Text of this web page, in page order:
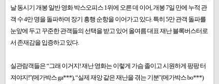
날 동시기 개봉 일반 영화 박스오피스 1위에 오른 데 이어, 개봉 7일 만에 누적 관
객 수 4만 명을 돌파하며 장기 흥행 순항을 이어가고 있다. 특히 5만 관객 돌파를
눈앞에 두고 꾸준한 관객들의 선택을 받고 있어 올여름 대표 재난 블록버스터로
서 존재감을 입증하고 있다.
실관람객들은 “그래 이거지! 재난 영화는 이렇게 가슴 졸이고 시원하게 팡팡 터
져야지!”(메가박스 ga***), “실제 재앙 같은 재난을 겪는 기분”(메가박스 bo***)